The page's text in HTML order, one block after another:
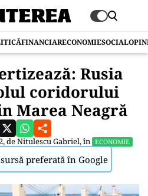
FINANCIARECONOMIESOCIAL
Rusia
coridorului
Marea Neagră
deNitulescu Gabriel, în ECONOMIE
preferată în Google